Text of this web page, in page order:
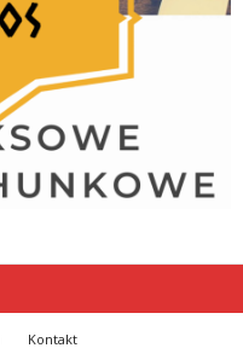
Kontakt